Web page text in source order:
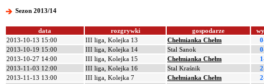
Sezon 2013/14
data rozgrywki gospodarze
2013-10-13 15:00
III liga, Kolejka 13 Chełmianka Chełm
2013-10-19 15:00
III liga, Kolejka 14 Stal Sanok
2013-10-27 14:00
III liga, Kolejka 15 Chełmianka Chełm
2013-11-03 12:00
III liga, Kolejka 16 Stal Kraśnik
2013-11-13 13:00
III liga, Kolejka 7 Chełmianka Chełm